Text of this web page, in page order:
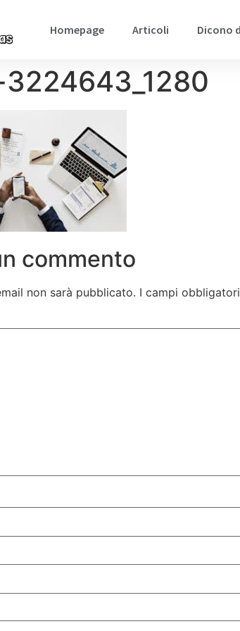
Homepage Articoli Dicono
commento
non sarà pubblicato. I campi